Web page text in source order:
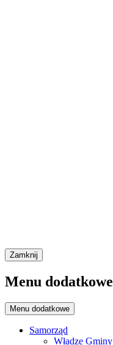
Zamknij
Menu dodatkowe
Menu dodatkowe
Samorząd
Władze Gminy